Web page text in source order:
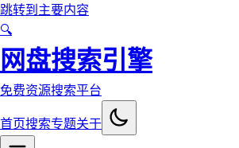
跳转到主要内容
🔍
网盘搜索引擎
免费资源搜索平台
首页搜索专题关于